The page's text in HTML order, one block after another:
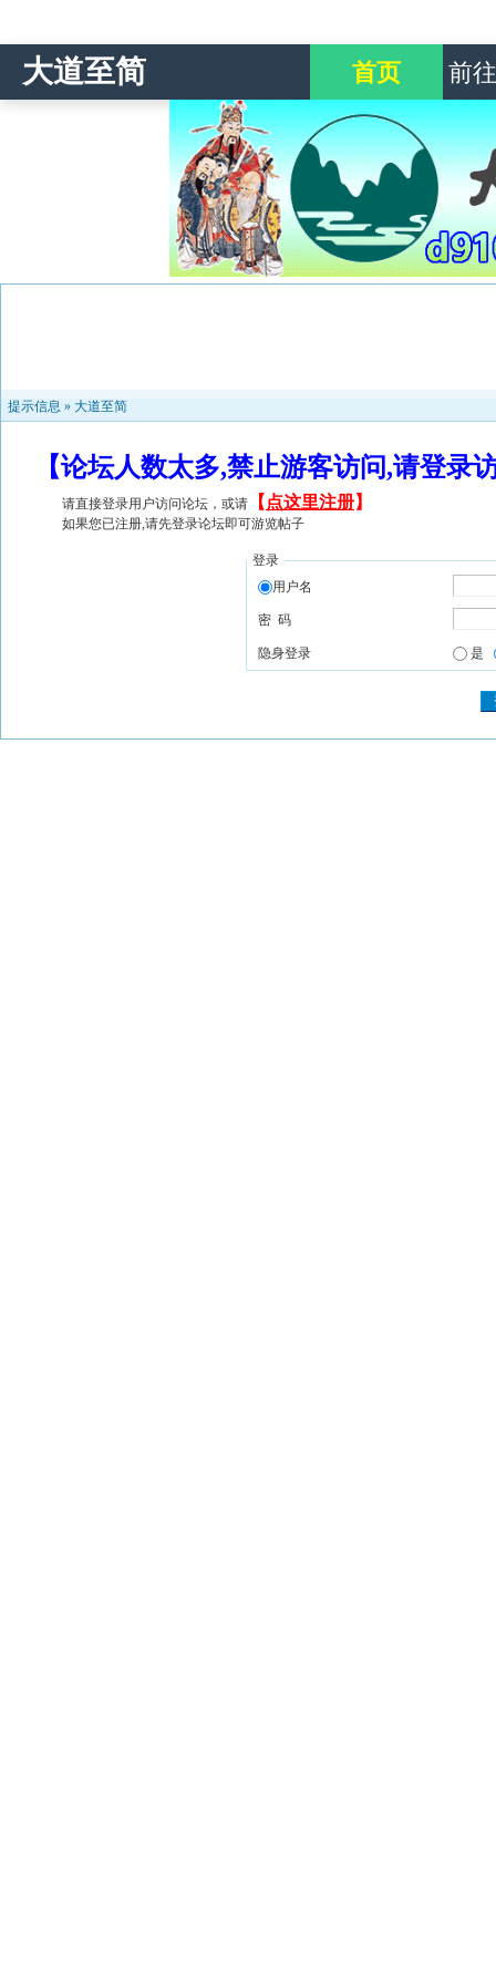
大道至简 首页 前
提示信息 » 大道至简
【论坛人数太多,禁止游客访问,请登
请直接登录用户访问论坛，或请 【 点这里注册】
如果您已注册,请先登录论坛即可游览帖子
登录
用户名
密 码
隐身登录 是